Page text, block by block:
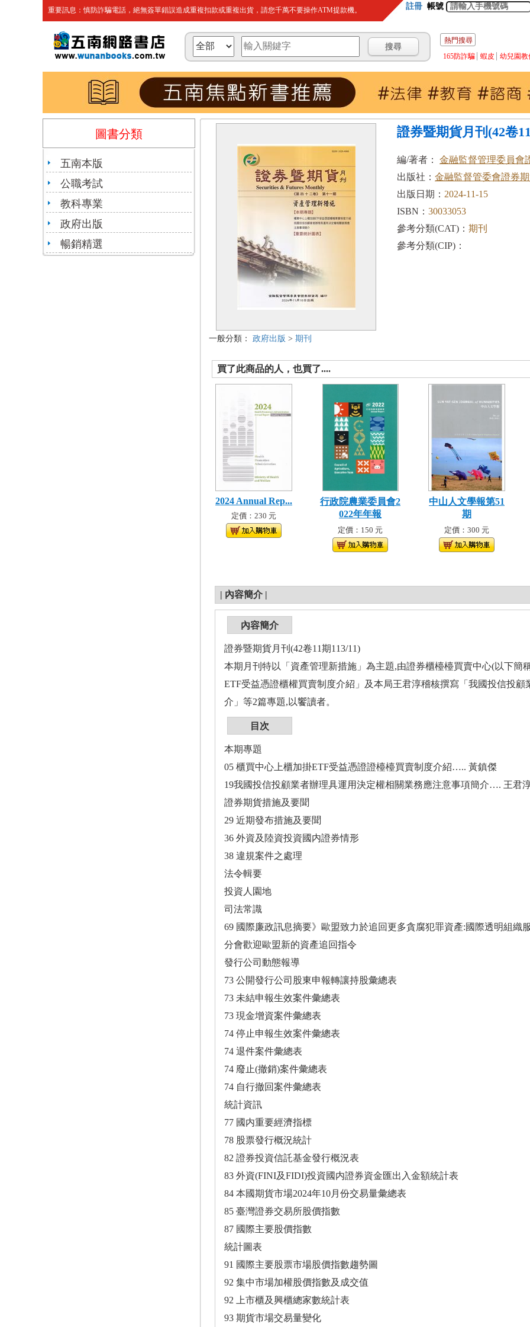
重要訊息：慎防詐騙電話，絕無簽單錯誤造成重複扣款或重複出貨，請您千萬不要操作ATM提款機。 註冊 帳號
熱門搜尋
165防詐騙
蝦皮 幼兒園教
圖書分類
五南本版
公職考試
教科專業
政府出版
暢銷精選
一般分類： 政府出版 > 期刊
證券暨期貨月刊(42卷
編/著者： 金融監督管理委員會
出版社： 金融監督管委會證券
出版日期： 2024-11-15
ISBN： 30033053
參考分類(CAT)： 期刊
參考分類(CIP)：
買了此商品的人，也買了....
2024 Annual Rep...
定價：230 元
行政院農業委員會2
022年年報
定價：150 元
中山人文學報第51
期
定價：300 元
| 內容簡介 |
內容簡介
證券暨期貨月刊(42卷11期113/11)
本期月刊特以「資產管理新措施」為主題,由證券櫃檯檯買賣中心(以下簡
ETF受益憑證櫃權買賣制度介紹」及本局王君淳稽核撰寫「我國投信投
介」等2篇專題,以饗讀者。
目次
本期專題
05 櫃買中心上櫃加掛ETF受益憑證證檯檯買賣制度介紹….. 黃鎮傑
19我國投信投顧業者辦理具運用決定權相關業務應注意事項簡介…. 王君
證券期貨措施及要聞
29 近期發布措施及要聞
36 外資及陸資投資國内證券情形
38 違規案件之處理
法令輯要
投資人園地
司法常識
69 國際廉政訊息摘要》歐盟致力於追回更多貪腐犯罪資產:國際透明組織
分會歡迎歐盟新的資產追回指令
發行公司動態報導
73 公開發行公司股東申報轉讓持股彙總表
73 未結申報生效案件彙總表
73 現金增資案件彙總表
74 停止申報生效案件彙總表
74 退件案件彙總表
74 廢止(撤銷)案件彙總表
74 自行撤回案件彙總表
統計資訊
77 國内重要經濟指標
78 股票發行概況統計
82 證券投資信託基金發行概況表
83 外資(FINI及FIDI)投資國内證券資金匯出入金額統計表
84 本國期貨市場2024年10月份交易量彙總表
85 臺灣證券交易所股價指數
87 國際主要股價指數
統計圖表
91 國際主要股票市場股價指數趨勢圖
92 集中市場加權股價指數及成交值
92 上市櫃及興櫃總家數統計表
93 期貨市場交易量變化